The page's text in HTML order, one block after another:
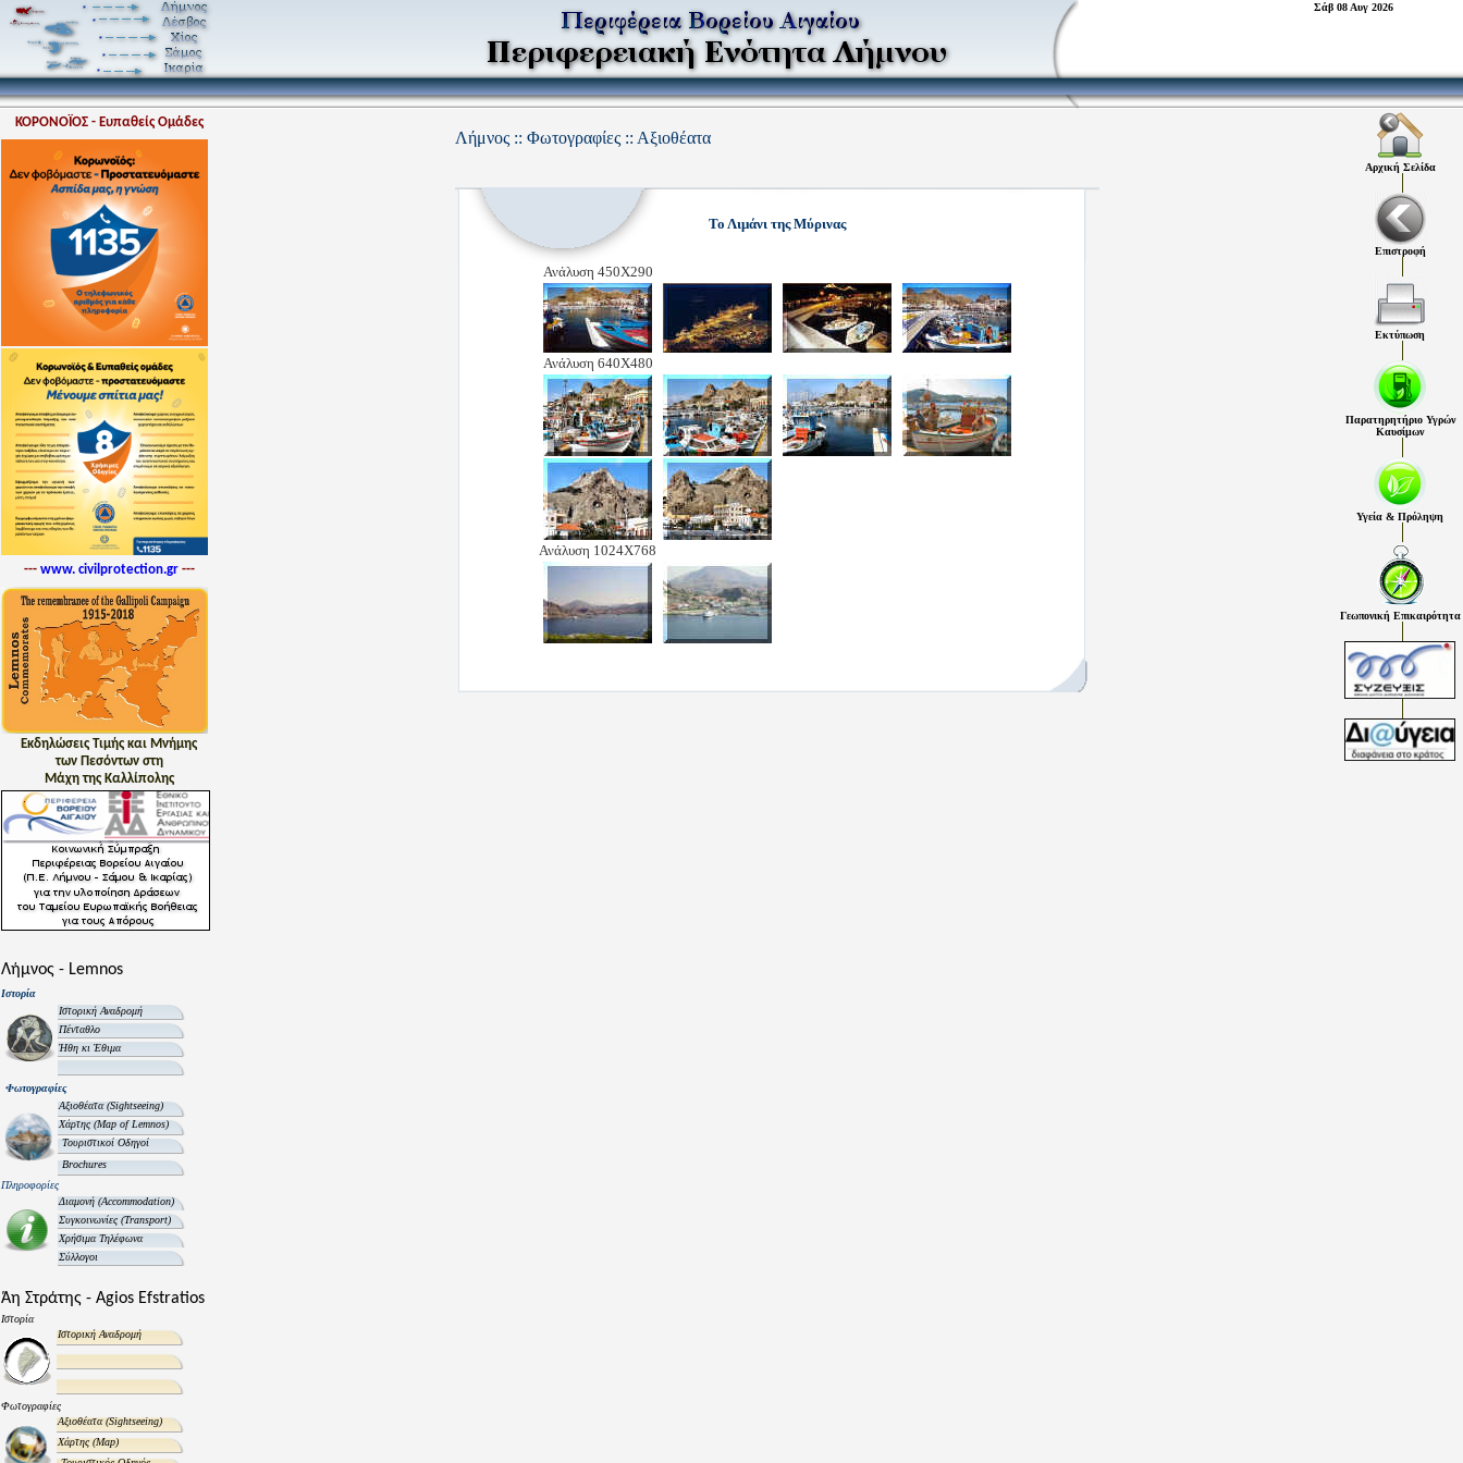
Σάβ 08 Αυγ 2026
ΚΟΡΟΝΟΪΟΣ - Ευπαθείς Ομάδες
--- www. civilprotection.gr---
Εκδηλώσεις Τιμής και Μνήμης
των Πεσόντων στη
Μάχη της Καλλίπολης
Λήμνος - Lemnos
Ιστορία
Ιστορική Αναδρομή
Πένταθλο
Ήθη κι Έθιμα
Φωτογραφίες
Αξιοθέατα(Sightseeing)
Χάρτης(Map of Lemnos)
Τουριστικοί Οδηγοί
Brochures
Πληροφορίες
Διαμονή (Accommodation)
Συγκοινωνίες (Transport)
Χρήσιμα Τηλέφωνα
Σύλλογοι
Άη Στράτης - Agios Efstratios
Ιστορία
Ιστορική Αναδρομή
Φωτογραφίες
Αξιοθέατα(Sightseeing)
Χάρτης(Map)
Λήμνος :: Φωτογραφίες :: Αξιοθέατα
Το Λιμάνι της Μύρινας
Ανάλυση 450Χ290
Ανάλυση 640Χ480
Ανάλυση 1024Χ768
Αρχική Σελίδα
Επιστροφή
Εκτύπωση
Παρατηρητήριο Υγρών
Καυσίμων
Υγεία & Πρόληψη
Γεωπονική Επικαιρότητα